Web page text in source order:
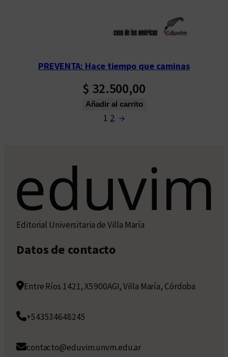
PREVENTA: Hace tiempo que caminas
$ 32.500,00
Añadir al carrito
1 2 →
Editorial Universitaria de Villa María
Datos de contacto
Entre Ríos 1421, X5900AGI, Villa María, Córdoba
+543534648245
contacto@eduvim.unvm.edu.ar